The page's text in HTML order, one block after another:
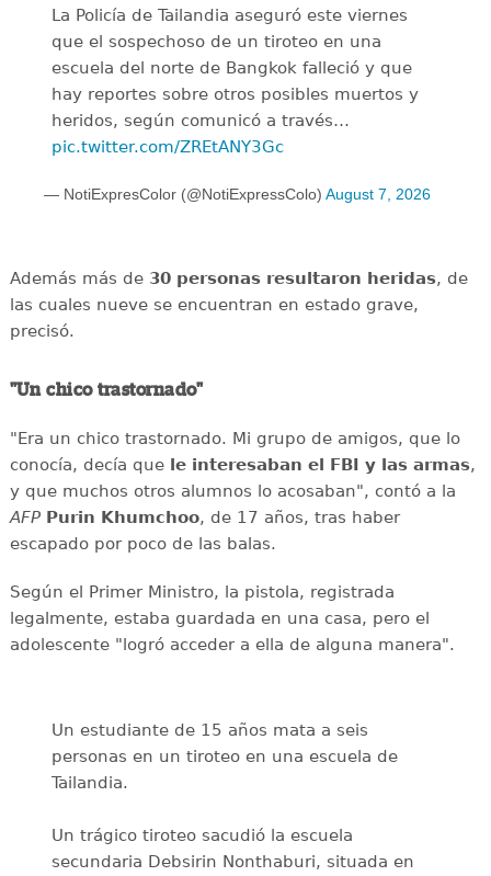
La Policía de Tailandia aseguró este viernes
que el sospechoso de un tiroteo en una
escuela del norte de Bangkok falleció y que
hay reportes sobre otros posibles muertos y
heridos, según comunicó a través…
pic.twitter.com/ZREtANY3Gc
— NotiExpresColor (@NotiExpressColo) August 7, 2026
Además más de 30 personas resultaron heridas, de
las cuales nueve se encuentran en estado grave,
precisó.
"Un chico trastornado"
"Era un chico trastornado. Mi grupo de amigos, que lo
conocía, decía que le interesaban el FBI y las armas,
y que muchos otros alumnos lo acosaban", contó a la
AFP Purin Khumchoo, de 17 años, tras haber
escapado por poco de las balas.
Según el Primer Ministro, la pistola, registrada
legalmente, estaba guardada en una casa, pero el
adolescente "logró acceder a ella de alguna manera".
Un estudiante de 15 años mata a seis
personas en un tiroteo en una escuela de
Tailandia.
Un trágico tiroteo sacudió la escuela
secundaria Debsirin Nonthaburi, situada en